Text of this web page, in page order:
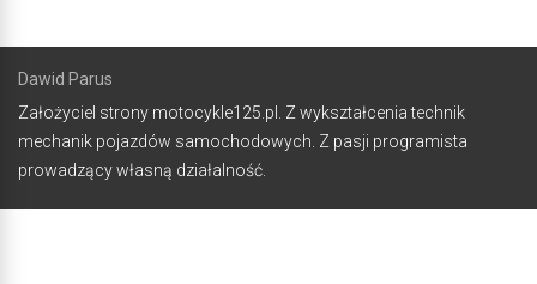
Dawid Parus
Założyciel strony motocykle125.pl. Z wykształcenia technik
mechanik pojazdów samochodowych. Z pasji programista
prowadzący własną działalność.